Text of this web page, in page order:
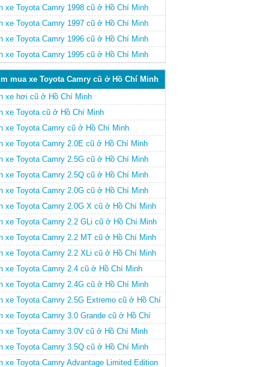
xe Toyota Camry 1998 cũ ở Hồ Chí Minh
xe Toyota Camry 1997 cũ ở Hồ Chí Minh
xe Toyota Camry 1996 cũ ở Hồ Chí Minh
xe Toyota Camry 1995 cũ ở Hồ Chí Minh
mua xe Toyota Camry cũ ở Hồ Chí Minh
xe hơi cũ ở Hồ Chí Minh
xe Toyota cũ ở Hồ Chí Minh
xe Toyota Camry cũ ở Hồ Chí Minh
xe Toyota Camry 2.0E cũ ở Hồ Chí Minh
xe Toyota Camry 2.5G cũ ở Hồ Chí Minh
xe Toyota Camry 2.5Q cũ ở Hồ Chí Minh
xe Toyota Camry 2.0G cũ ở Hồ Chí Minh
xe Toyota Camry 2.0G X cũ ở Hồ Chí Minh
xe Toyota Camry 2.2 GLi cũ ở Hồ Chí Minh
xe Toyota Camry 2.2 MT cũ ở Hồ Chí Minh
xe Toyota Camry 2.2 XLi cũ ở Hồ Chí Minh
xe Toyota Camry 2.4 cũ ở Hồ Chí Minh
xe Toyota Camry 2.4G cũ ở Hồ Chí Minh
xe Toyota Camry 2.5G Extremo cũ ở Hồ Chí
xe Toyota Camry 3.0 Grande cũ ở Hồ Chí
xe Toyota Camry 3.0V cũ ở Hồ Chí Minh
xe Toyota Camry 3.5Q cũ ở Hồ Chí Minh
xe Toyota Camry Advantage Limited Edition